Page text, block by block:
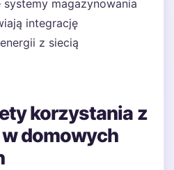
magazynowania
integrację
z siecią
korzystania z
domowych